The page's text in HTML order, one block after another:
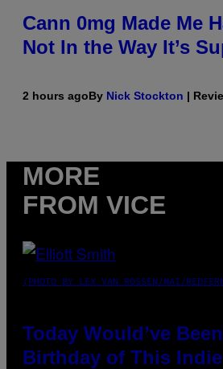
Cann 0mg Made Me
Not In the Way It’s
2 hours agoBy Nick Stockton |
MORE
FROM VICE
(PHOTO BY LEX VAN ROSSEN/MAI/
Today Would’ve
Birthday of This